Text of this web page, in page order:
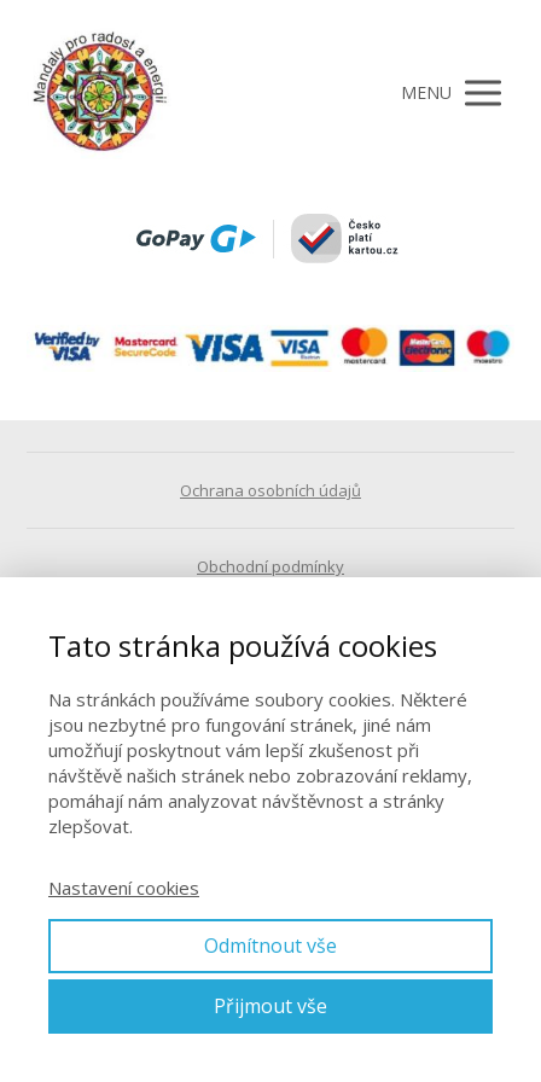
MENU
Ochrana osobních údajů
Obchodní podmínky
Kontakty
© 2026 Zahálková - pro radost
Vytvořeno na platformě
Tato stránka používá cookies
Na stránkách používáme soubory cookies. Některé
jsou nezbytné pro fungování stránek, jiné nám
umožňují poskytnout vám lepší zkušenost při
návštěvě našich stránek nebo zobrazování reklamy,
pomáhají nám analyzovat návštěvnost a stránky
zlepšovat.
Nastavení cookies
Odmítnout vše
Přijmout vše